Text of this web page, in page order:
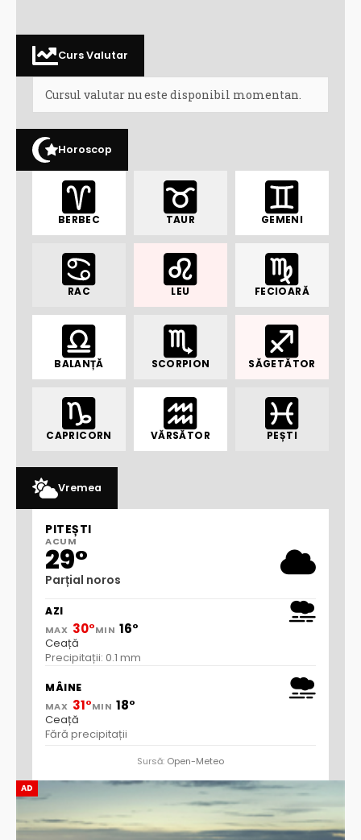
AD
Curs Valutar
Cursul valutar nu este disponibil momentan.
Horoscop
BERBEC TAUR GEMENI
RAC LEU FECIOARĂ
BALANȚĂ SCORPION SĂGETĂTOR
CAPRICORN VĂRSĂTOR PEȘTI
Vremea
PITEȘTI
ACUM
29°
Parțial noros
AZI
MAX 30°MIN 16°
Ceață
Precipitații: 0.1 mm
MÂINE
MAX 31°MIN 18°
Ceață
Fără precipitații
Sursă: Open-Meteo